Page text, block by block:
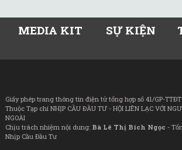
MEDIA KIT SỰ KIỆN
Giấy phép trang thông tin điện tử tổng hợp số 41/GP-TTĐT
Thuộc Tạp chí NHỊP CẦU ĐẦU TƯ - HỘI LIÊN LẠC VỚI
NGOÀI
Chịu trách nhiệm nội dung: Bà Lê Thị Bích Ngọc -
Nhịp Cầu Đầu Tư